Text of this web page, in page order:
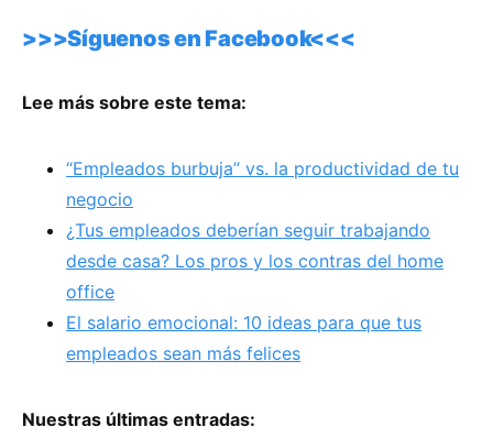
>>>Síguenos en Facebook<<<
Lee más sobre este tema:
“Empleados burbuja” vs. la productividad de tu
negocio
¿Tus empleados deberían seguir trabajando
desde casa? Los pros y los contras del home
office
El salario emocional: 10 ideas para que tus
empleados sean más felices
Nuestras últimas entradas: